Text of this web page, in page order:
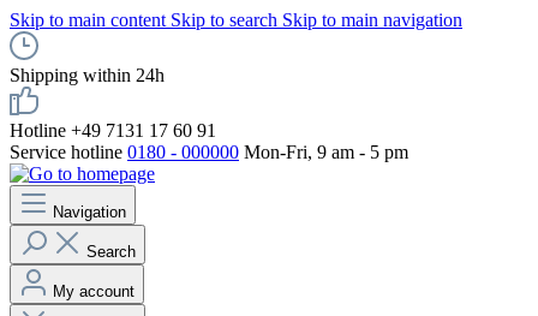
Skip to main content Skip to search Skip to main navigation
Shipping within 24h
Hotline +49 7131 17 60 91
Service hotline 0180 - 000000 Mon-Fri, 9 am - 5 pm
Navigation
Search
My account